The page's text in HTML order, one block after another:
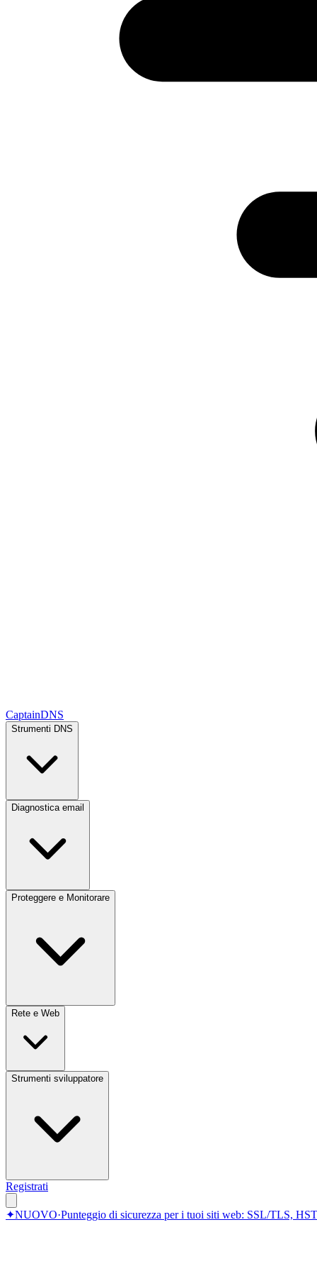
CaptainDNS
Strumenti DNS
Diagnostica email
Proteggere e Monitorare
Rete e Web
Strumenti sviluppatore
Registrati
✦NUOVO·Punteggio di sicurezza per i tuoi siti web: SSL/TLS,